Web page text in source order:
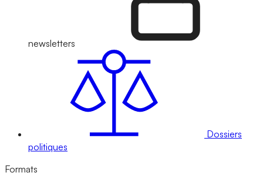
newsletters
Dossiers
politiques
Formats